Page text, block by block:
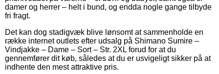
damer og herrer – helt i bund, og endda nogle gange tilbyde
fri fragt.
Det kan dog stadigvæk blive lønsomt at sammenholde en
række internet outlets efter udsalg på Shimano Sumire –
Vindjakke – Dame – Sort – Str. 2XL forud for at du
gennemfører dit køb, således at du er usvigeligt sikker på at
indhente den mest attraktive pris.